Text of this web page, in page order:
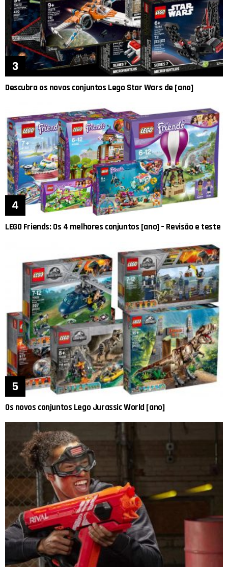
Descubra os novos conjuntos Lego Star Wars de [ano]
LEGO Friends: Os 4 melhores conjuntos [ano] – Revisão e teste
Os novos conjuntos Lego Jurassic World [ano]